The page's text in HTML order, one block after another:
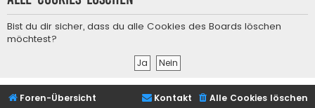
h
Bist du dir sicher, dass du alle Cookies des Boards löschen
möchtest?
Foren-Übersicht Alle Cookies löschen
Kontakt